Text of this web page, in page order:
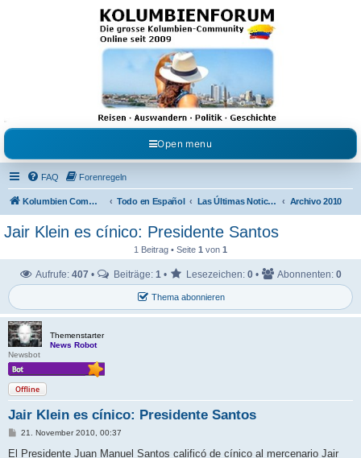
Kolumbienforum - Das
grosse Forum der
Freunde Kolumbiens
Reisen, Auswandern, Kultur, Politik, Geschichte und Visum in Kolumbien und Venezuela.
Austausch, Erfahrungen und Gemeinschaft im Kolumbienforum
Open menu
FAQ Forenregeln
Kolumbien Community Todo en Español Las Últimas Noticias en Español Archivo 2010
Jair Klein es cínico: Presidente Santos
1 Beitrag • Seite 1 von 1
Thema abonnieren
Aufrufe: 407 • Beiträge: 1 • Lesezeichen: 0 • Abonnenten: 0
Themenstarter
News Robot
Newsbot
Offline
Jair Klein es cínico: Presidente Santos
B21. November 2010, 00:37
El Presidente Juan Manuel Santos calificó de cínico al mercenario Jair